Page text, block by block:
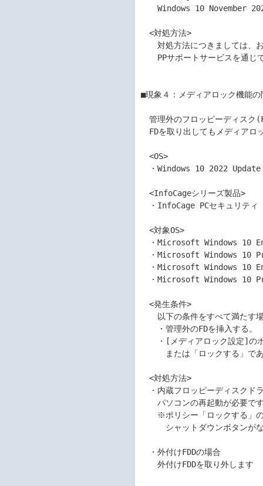
Windows 10 November
<対処方法>
対処方法につきましては、お
PPサポートサービスを通じ
■現象４：メディアロック機能の
管理外のフロッピーディスク
FDを取り出してもメディアロ
<OS>
・Windows 10 2022 Update
<InfoCageシリーズ製品>
・InfoCage PCセキュ
<対象OS>
・Microsoft Windows 10
・Microsoft Windows 10
・Microsoft Windows 10
・Microsoft Windows 10
<発生条件>
以下の条件をすべて満たす場
・管理外のFDを挿入する。
・[メディアロック設定]のポ
または「ロックする」で
<対処方法>
・内蔵フロッピーディスクド
パソコンの再起動が必要で
※ポリシー「ロックする」の
シャットダウンボタンがな
・外付けFDDの場合
外付けFDDを取り外します